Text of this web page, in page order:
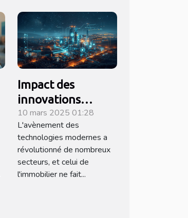
Impact des
innovations
technologiques
sur l'efficacité des
agences
immobilières
10 mars 2025 01:28
L'avènement des
technologies modernes a
révolutionné de nombreux
secteurs, et celui de
l'immobilier ne fait...